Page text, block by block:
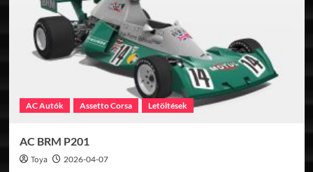
AC Autók Assetto Corsa Letöltések
AC BRM P201
Toya 2026-04-07